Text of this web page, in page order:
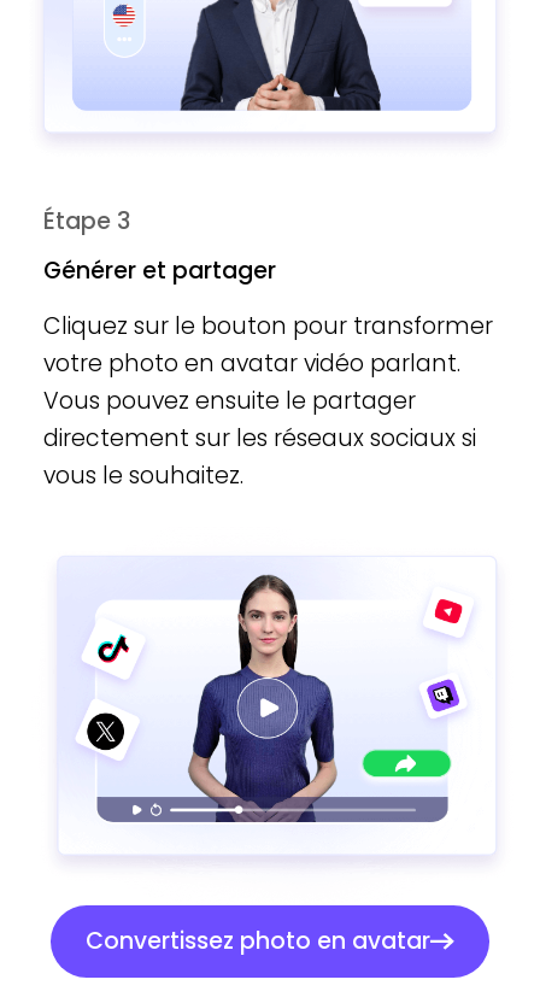
Étape 3
Générer et partager
Cliquez sur le bouton pour transformer
votre photo en avatar vidéo parlant.
Vous pouvez ensuite le partager
directement sur les réseaux sociaux si
vous le souhaitez.
Convertissez photo en avatar